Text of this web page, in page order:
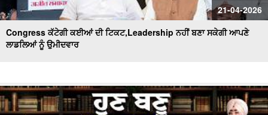
21-04-2026
Congress ਕੱਟੇਗੀ ਕਈਆਂ ਦੀ ਟਿਕਟ,Leadership ਨਹੀਂ ਬਣਾ ਸਕੇਗੀ ਆਪਣੇ
ਲਾਡਲਿਆਂ ਨੂੰ ਉਮੀਦਵਾਰ